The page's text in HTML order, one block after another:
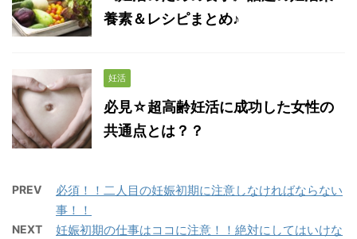
養素＆レシピまとめ♪
妊活
必見☆超高齢妊活に成功した女性の
共通点とは？？
PREV
必須！！二人目の妊娠初期に注意しなければならない
事！！
NEXT
妊娠初期の仕事はココに注意！！絶対にしてはいけな